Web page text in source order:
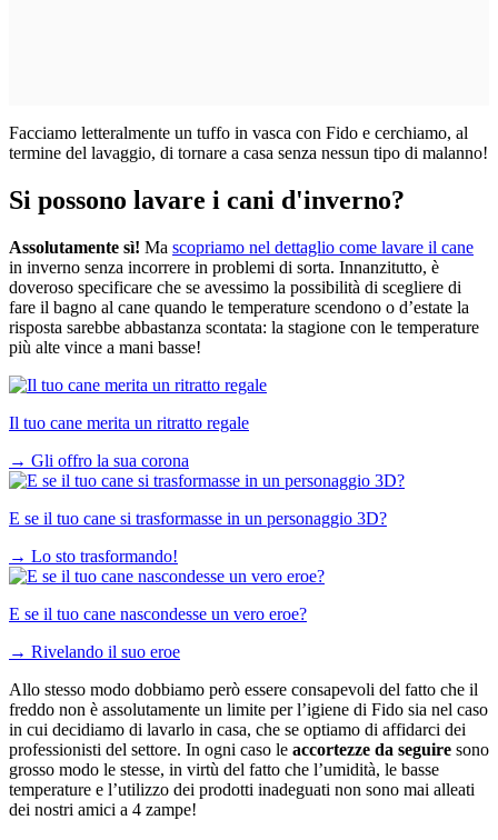
Facciamo letteralmente un tuffo in vasca con Fido e cerchiamo, al
termine del lavaggio, di tornare a casa senza nessun tipo di malanno!
Si possono lavare i cani d'inverno?
Assolutamente sì! Ma scopriamo nel dettaglio come lavare il cane
in inverno senza incorrere in problemi di sorta. Innanzitutto, è
doveroso specificare che se avessimo la possibilità di scegliere di
fare il bagno al cane quando le temperature scendono o d’estate la
risposta sarebbe abbastanza scontata: la stagione con le temperature
più alte vince a mani basse!
Il tuo cane merita un ritratto regale
→ Gli offro la sua corona
E se il tuo cane si trasformasse in un personaggio 3D?
→ Lo sto trasformando!
E se il tuo cane nascondesse un vero eroe?
→ Rivelando il suo eroe
Allo stesso modo dobbiamo però essere consapevoli del fatto che il
freddo non è assolutamente un limite per l’igiene di Fido sia nel caso
in cui decidiamo di lavarlo in casa, che se optiamo di affidarci dei
professionisti del settore. In ogni caso le accortezze da seguire sono
grosso modo le stesse, in virtù del fatto che l’umidità, le basse
temperature e l’utilizzo dei prodotti inadeguati non sono mai alleati
dei nostri amici a 4 zampe!